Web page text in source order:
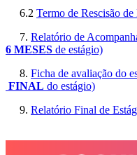
6.2 Termo de Rescisão de
7. Relatório de
6 MESES de estágio)
8. Ficha de avaliação do
FINAL do estágio)
9. Relatório Final de